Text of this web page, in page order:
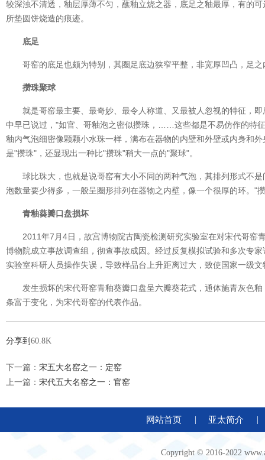
较深浊不清透，釉层厚薄不匀，蘸釉立烧之器，底足之釉最厚，有的
所垫圆饼烧造的痕迹。
底足
哥窑的底足也颇为特别，其圈足底边狭窄平整，非宽厚凹凸，足
攒珠聚球
就是哥窑最主要、最奇妙、最令人称道、又最被人忽视的特征，
中早已说过，"如官、哥釉泡之密似攒珠，……这些都是不易仿作的特
釉内气泡细密像颗颗小水珠一样，满布在器物的内壁和外壁或内身和
是"攒珠"，还显现出一种比"攒珠"稍大一点的"聚球"。
球比珠大，也就是说哥窑有大小不同的两种气泡，其排列形式不
泡数量要少得多，一般呈圈形排列在器物之内壁，像一个很厚的环。"
青釉葵瓣口盘损坏
2011年7月4日，故宫博物院古陶瓷检测研究实验室在对宋代哥窑
博物院成立事故调查组，彻查事故成因。经过反复模拟试验和多次专
实验室科研人员操作失误，导致样品台上升距离过大，致使国家一级
发生损坏的宋代哥窑青釉葵瓣口盘呈六瓣葵花式，通体施青灰色
条富于变化，为宋代哥窑的代表作品。
分享到 60.8K
下一篇： 宋五大名窑之一：定窑
上一篇： 宋代五大名窑之一：官窑
网站首页 亚太简介
Copyright © 2016-2022